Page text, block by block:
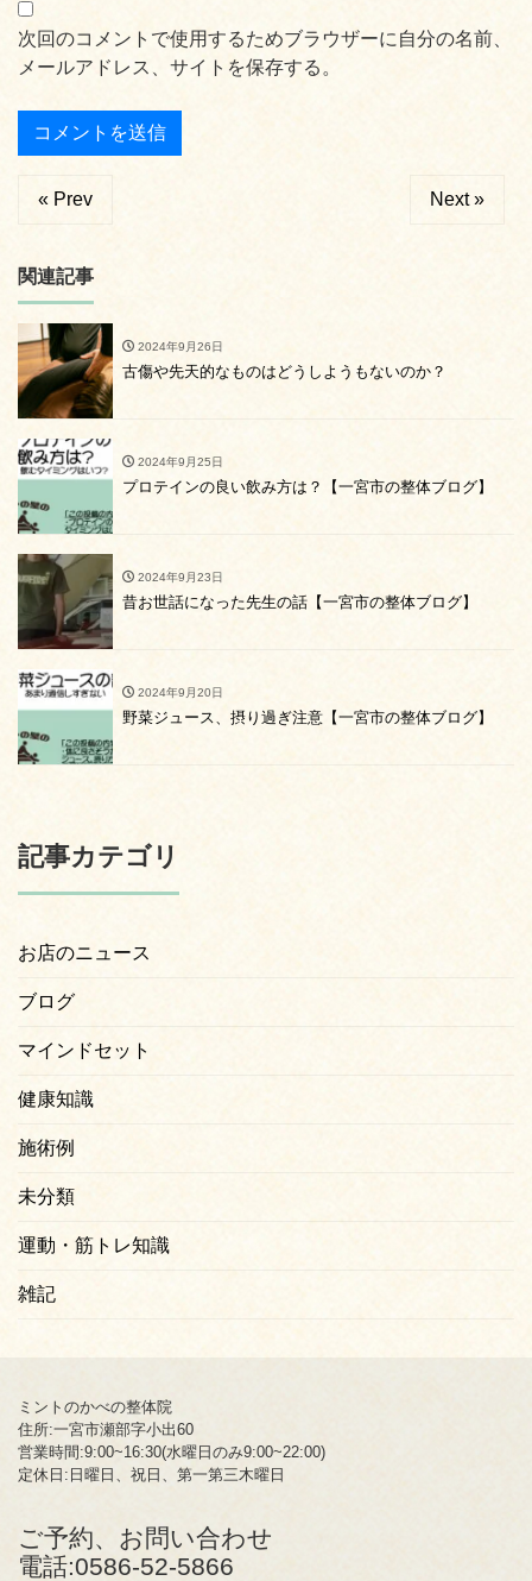
次回のコメントで使用するためブラウザーに自分の名前、
メールアドレス、サイトを保存する。
« Prev Next »
関連記事
2024年9月26日
古傷や先天的なものはどうしようもないのか？
2024年9月25日
プロテインの良い飲み方は？【一宮市の整体ブログ】
2024年9月23日
昔お世話になった先生の話【一宮市の整体ブログ】
2024年9月20日
野菜ジュース、摂り過ぎ注意【一宮市の整体ブログ】
記事カテゴリ
お店のニュース
ブログ
マインドセット
健康知識
施術例
未分類
運動・筋トレ知識
雑記
ミントのかべの整体院
住所:一宮市瀬部字小出60
営業時間:9:00~16:30(水曜日のみ9:00~22:00)
定休日:日曜日、祝日、第一第三木曜日
ご予約、お問い合わせ
電話:0586-52-5866